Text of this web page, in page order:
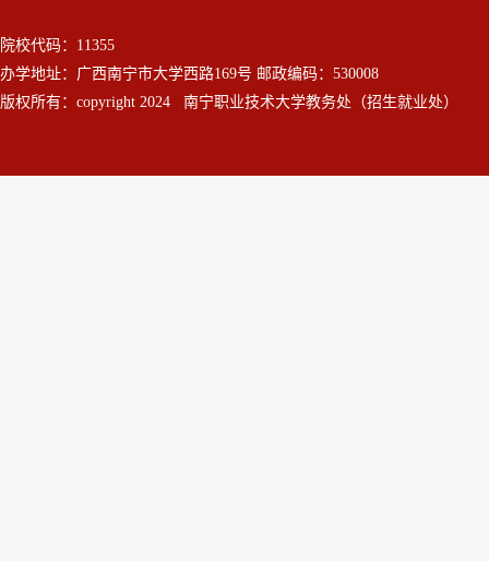
院校代码：11355
办学地址：广西南宁市大学西路169号 邮政编码：530008
版权所有：copyright 2024 南宁职业技术大学教务处（招生就业处）